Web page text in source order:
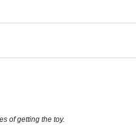
of getting the toy.